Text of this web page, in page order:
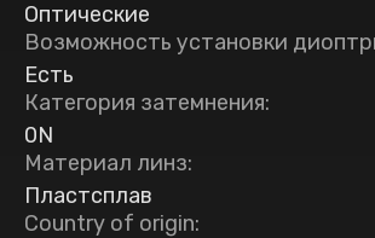
Оптические
Возможность установки
Есть
Категория затемнения:
0N
Материал линз:
Пластсплав
Country of origin: